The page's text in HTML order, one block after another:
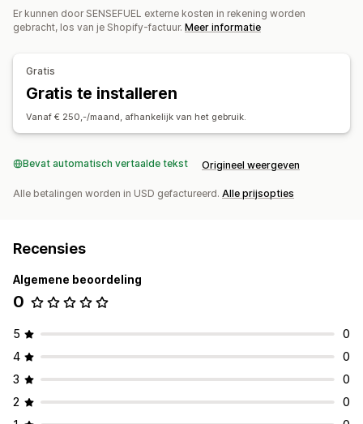
Stopwoorden Zoeksuggesties
Productaanbevelingen
Productboosts
Multi-filter
Zoekbalk
Aanpassing van weergave
Mobiel responsief
Aangepaste CSS Aangepaste stijl
Sorteren
Analytics
Er kunnen door SENSEFUEL externe kosten in rekening worden
gebracht, los van je Shopify-factuur. Meer informatie
Gratis
Gratis te installeren
Vanaf € 250,-/maand, afhankelijk van het gebruik.
Bevat automatisch vertaalde tekst Origineel weergeven
Alle betalingen worden in USD gefactureerd. Alle prijsopties
Recensies
Algemene beoordeling
0
5
0
4
0
3
0
2
0